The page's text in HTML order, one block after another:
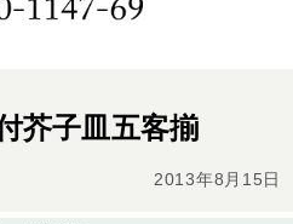
芥子皿五客揃
2013年8月15日